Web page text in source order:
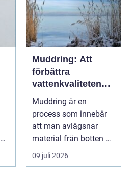
Muddring: Att
förbättra
vattenkvaliteten
och möjliggöra
navigering
Muddring är en
process som innebär
att man avlägsnar
material från botten av
en...
09 juli 2026